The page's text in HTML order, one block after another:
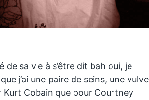
sa vie à s’être dit bah oui, je
j’ai une paire de seins, une vulve
Kurt Cobain que pour Courtney